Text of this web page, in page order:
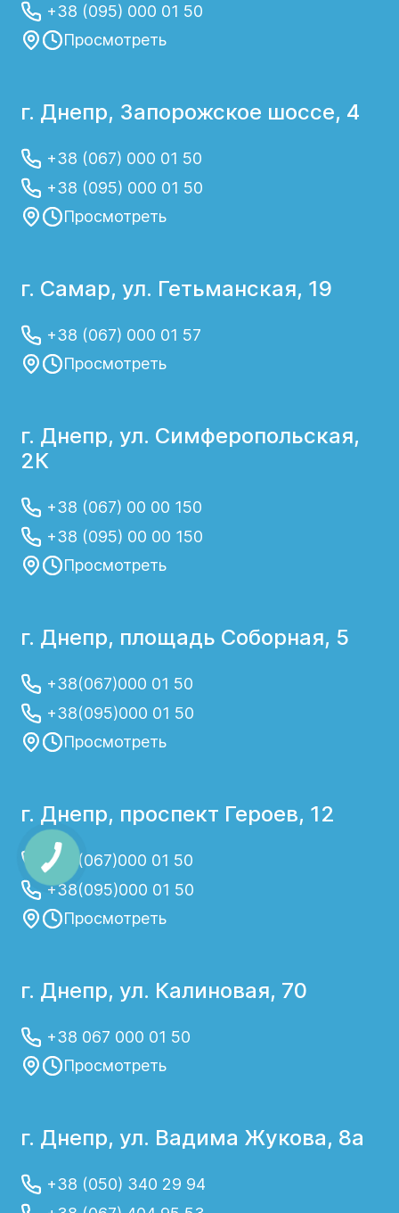
+38 (095) 000 01 50
Просмотреть
г. Днепр, Запорожское шоссе, 4
+38 (067) 000 01 50
+38 (095) 000 01 50
Просмотреть
г. Самар, ул. Гетьманская, 19
+38 (067) 000 01 57
Просмотреть
г. Днепр, ул. Симферопольская,
2К
+38 (067) 00 00 150
+38 (095) 00 00 150
Просмотреть
г. Днепр, площадь Соборная, 5
+38(067)000 01 50
+38(095)000 01 50
Просмотреть
г. Днепр, проспект Героев, 12
+38(067)000 01 50
+38(095)000 01 50
Просмотреть
г. Днепр, ул. Калиновая, 70
+38 067 000 01 50
Просмотреть
г. Днепр, ул. Вадима Жукова, 8а
+38 (050) 340 29 94